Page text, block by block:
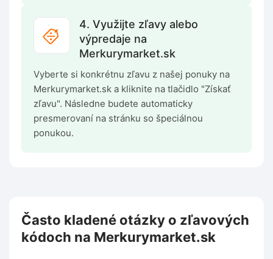
4. Využijte zľavy alebo
výpredaje na
Merkurymarket.sk
Vyberte si konkrétnu zľavu z našej ponuky na
Merkurymarket.sk a kliknite na tlačidlo "Získať
zľavu". Následne budete automaticky
presmerovaní na stránku so špeciálnou
ponukou.
Často kladené otázky o zľavových
kódoch na Merkurymarket.sk